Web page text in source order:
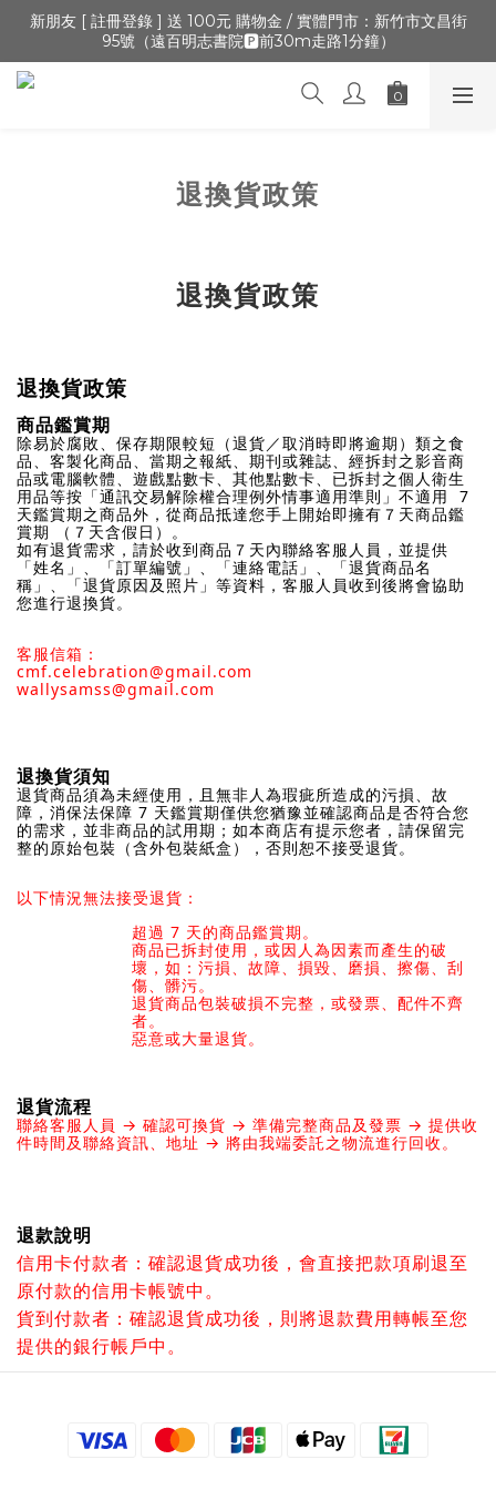
🔺「會員制」新開張,加入會員,全通路可累積紅利 >登入官網 > 個
人資訊 > 填寫正確「生日」收生日禮金
新朋友 [ 註冊登錄 ] 送 100元 購物金 / 實體門市：新竹市文昌街
95號（遠百明志書院🅿️前30m走路1分鐘）
🔺「會員制」新開張,加入會員,全通路可累積紅利 >登入官網 > 個
人資訊 > 填寫正確「生日」收生日禮金
退換貨政策
退換貨政策
退換貨政策
商品鑑賞期
除易於腐敗、保存期限較短（退貨／取消時即將逾期）類之食
品、客製化商品、當期之報紙、期刊或雜誌、經拆封之影音商
品或電腦軟體、遊戲點數卡、其他點數卡、已拆封之個人衛生
用品等按「通訊交易解除權合理例外情事適用準則」不適用 7
天鑑賞期之商品外，從商品抵達您手上開始即擁有７天商品鑑
賞期 （７天含假日）。
如有退貨需求，請於收到商品７天內聯絡客服人員，並提供
「姓名」、「訂單編號」、「連絡電話」、「退貨商品名
稱」、「退貨原因及照片」等資料，客服人員收到後將會協助
您進行退換貨。
客服信箱：
cmf.celebration@gmail.com
wallysamss@gmail.com
退換貨須知
退貨商品須為未經使用，且無非人為瑕疵所造成的污損、故
障，消保法保障 7 天鑑賞期僅供您猶豫並確認商品是否符合您
的需求，並非商品的試用期；如本商店有提示您者，請保留完
整的原始包裝（含外包裝紙盒），否則恕不接受退貨。
以下情況無法接受退貨：
超過 7 天的商品鑑賞期。
商品已拆封使用，或因人為因素而產生的破
壞，如：污損、故障、損毀、磨損、擦傷、刮
傷、髒污。
退貨商品包裝破損不完整，或發票、配件不齊
者。
惡意或大量退貨。
退貨流程
聯絡客服人員 → 確認可換貨 → 準備完整商品及發票 → 提供收
件時間及聯絡資訊、地址 → 將由我端委託之物流進行回收。
退款說明
信用卡付款者：確認退貨成功後，會直接把款項刷退至
原付款的信用卡帳號中。
貨到付款者：確認退貨成功後，則將退款費用轉帳至您
提供的銀行帳戶中。